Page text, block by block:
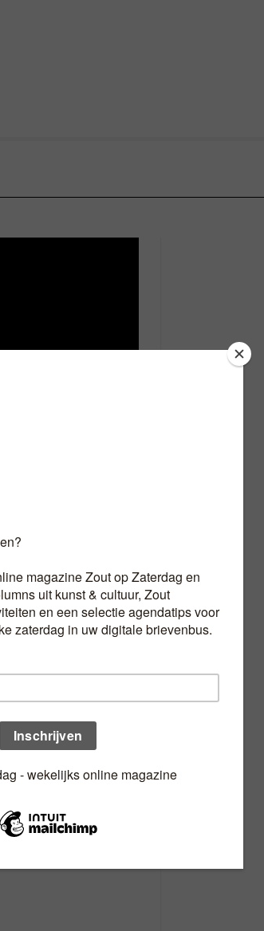
Totdat hij door
Hij kreeg de
met
pastoor zingt weer
Els en Bokma op